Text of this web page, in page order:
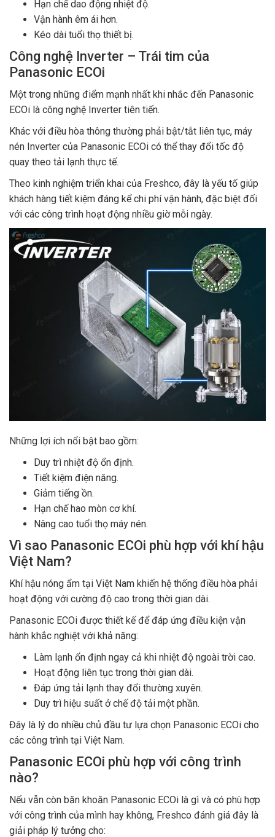
Hạn chế dao động nhiệt độ.
Vận hành êm ái hơn.
Kéo dài tuổi thọ thiết bị.
Công nghệ Inverter – Trái tim của
Panasonic ECOi
Một trong những điểm mạnh nhất khi nhắc đến Panasonic
ECOi là công nghệ Inverter tiên tiến.
Khác với điều hòa thông thường phải bật/tắt liên tục, máy
nén Inverter của Panasonic ECOi có thể thay đổi tốc độ
quay theo tải lạnh thực tế.
Theo kinh nghiệm triển khai của Freshco, đây là yếu tố giúp
khách hàng tiết kiệm đáng kể chi phí vận hành, đặc biệt đối
với các công trình hoạt động nhiều giờ mỗi ngày.
Những lợi ích nổi bật bao gồm:
Duy trì nhiệt độ ổn định.
Tiết kiệm điện năng.
Giảm tiếng ồn.
Hạn chế hao mòn cơ khí.
Nâng cao tuổi thọ máy nén.
Vì sao Panasonic ECOi phù hợp với khí hậu
Việt Nam?
Khí hậu nóng ẩm tại Việt Nam khiến hệ thống điều hòa phải
hoạt động với cường độ cao trong thời gian dài.
Panasonic ECOi được thiết kế để đáp ứng điều kiện vận
hành khắc nghiệt với khả năng:
Làm lạnh ổn định ngay cả khi nhiệt độ ngoài trời cao.
Hoạt động liên tục trong thời gian dài.
Đáp ứng tải lạnh thay đổi thường xuyên.
Duy trì hiệu suất ở chế độ tải một phần.
Đây là lý do nhiều chủ đầu tư lựa chọn Panasonic ECOi cho
các công trình tại Việt Nam.
Panasonic ECOi phù hợp với công trình
nào?
Nếu vẫn còn băn khoăn Panasonic ECOi là gì và có phù hợp
với công trình của mình hay không, Freshco đánh giá đây là
giải pháp lý tưởng cho: